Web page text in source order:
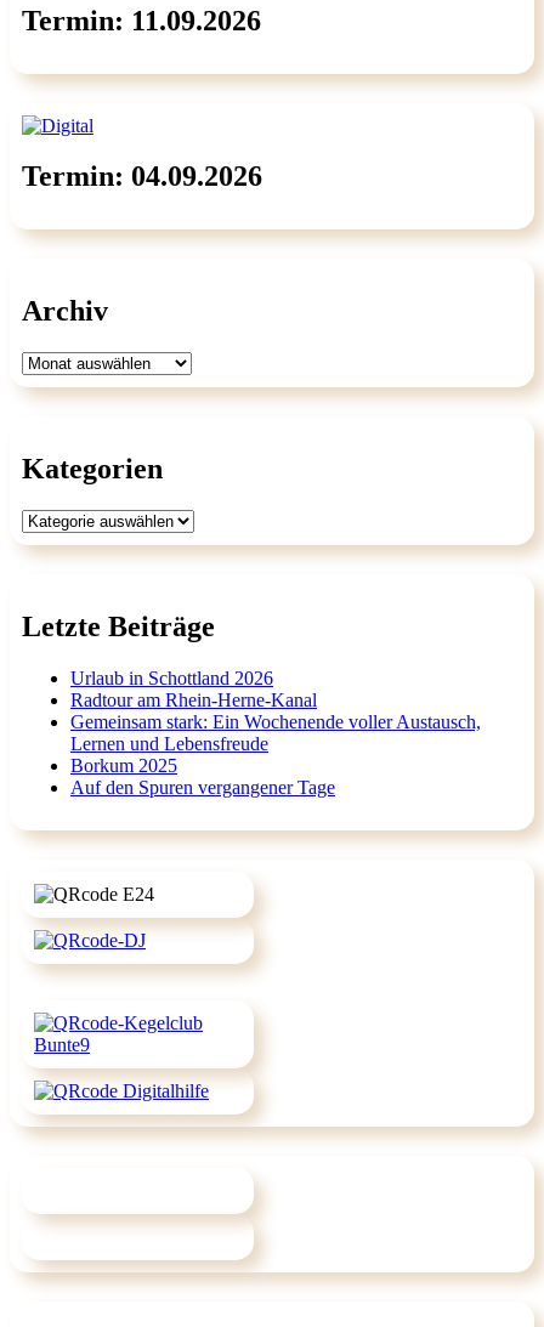
Termin: 11.09.2026
Termin: 04.09.2026
Archiv
Archiv
Kategorien
Kategorien
Letzte Beiträge
Urlaub in Schottland 2026
Radtour am Rhein-Herne-Kanal
Gemeinsam stark: Ein Wochenende voller Austausch,
Lernen und Lebensfreude
Borkum 2025
Auf den Spuren vergangener Tage